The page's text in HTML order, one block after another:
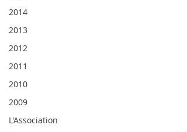
2014
2013
2012
2011
2010
2009
L'Association